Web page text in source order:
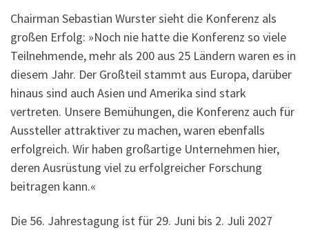
Chairman Sebastian Wurster sieht die Konferenz als
großen Erfolg: »Noch nie hatte die Konferenz so viele
Teilnehmende, mehr als 200 aus 25 Ländern waren es in
diesem Jahr. Der Großteil stammt aus Europa, darüber
hinaus sind auch Asien und Amerika sind stark
vertreten. Unsere Bemühungen, die Konferenz auch für
Aussteller attraktiver zu machen, waren ebenfalls
erfolgreich. Wir haben großartige Unternehmen hier,
deren Ausrüstung viel zu erfolgreicher Forschung
beitragen kann.«
Die 56. Jahrestagung ist für 29. Juni bis 2. Juli 2027